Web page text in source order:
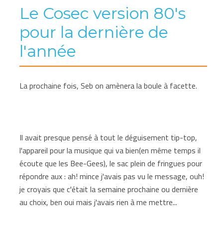
Le Cosec version 80's
pour la dernière de
l'année
La prochaine fois, Seb on amènera la boule à facette.
Il avait presque pensé à tout le déguisement tip-top,
l'appareil pour la musique qui va bien(en même temps il
écoute que les Bee-Gees), le sac plein de fringues pour
répondre aux : ah! mince j'avais pas vu le message, ouh!
je croyais que c'était la semaine prochaine ou dernière
au choix, ben oui mais j'avais rien à me mettre...